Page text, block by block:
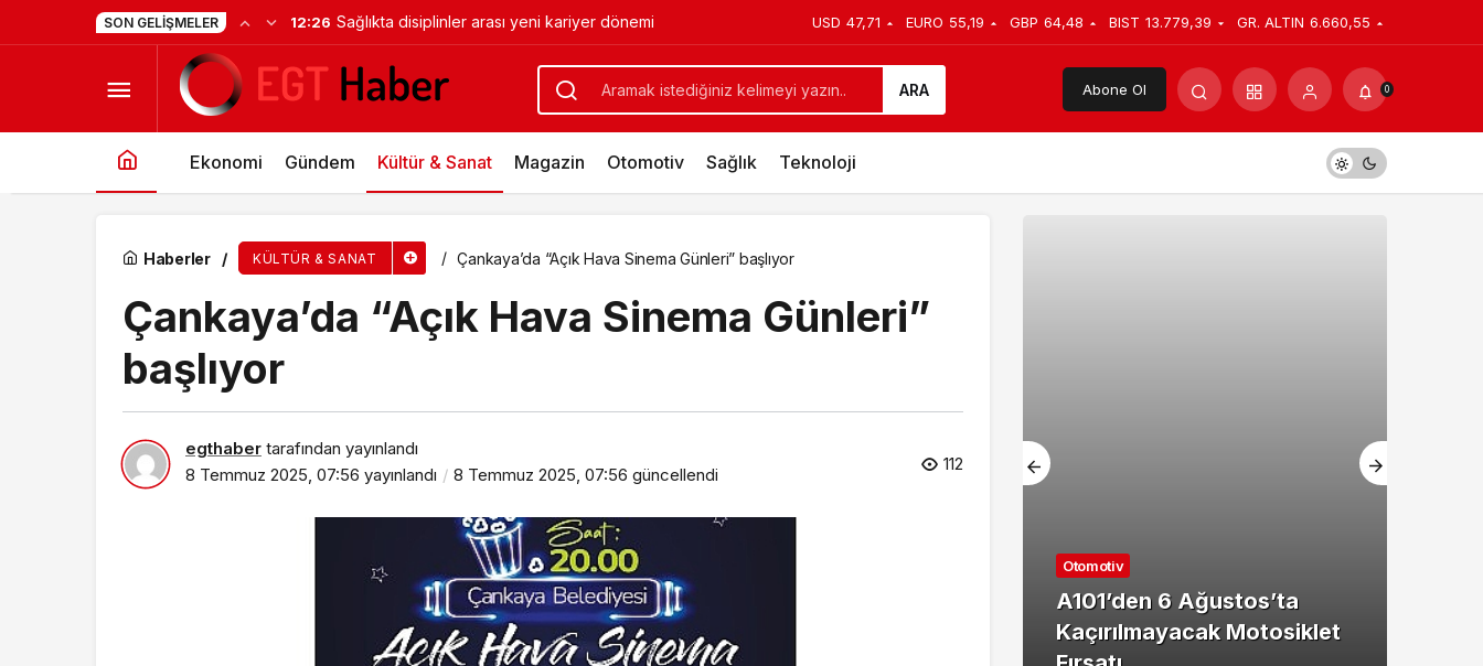
SON GELIŞMELER 12:26 Sağlıkta disiplinler arası yeni kariyer dönemi USD 47,71 EURO 55,19 GBP 64,48 BIST 13.779,39 GR. ALTIN 6.660,55
ARA Abone Ol 0
Ekonomi Gündem Kültür & Sanat Magazin Otomotiv Sağlık Teknoloji
Haberler KÜLTÜR & SANAT Çankaya’da “Açık Hava Sinema Günleri” başlıyor
Çankaya’da “Açık Hava Sinema Günleri”
başlıyor
egthaber tarafından yayınlandı
8 Temmuz 2025, 07:56 yayınlandı 8 Temmuz 2025, 07:56 güncellendi 112
Çankaya’da “Açık Hava Sinema Günleri” başlıyor
Haymana’nın Geleceği ve
Yatırım Potansiyeli Masaya
Kuru meyve sektörü 2
milyar dolar ihracat hedefi
için Ankara’dan destek
Otomotiv
A101’den 6 Ağustos’ta
Kaçırılmayacak Motosiklet